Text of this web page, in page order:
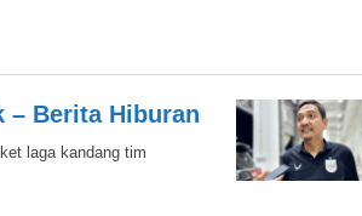
– Berita Hiburan
laga kandang tim